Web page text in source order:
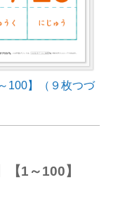
100】（９枚つづ
1～100】